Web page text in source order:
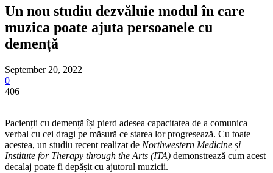
Un nou studiu dezvăluie modul în care
muzica poate ajuta persoanele cu
demență
September 20, 2022
0
406
Pacienții cu demență își pierd adesea capacitatea de a comunica
verbal cu cei dragi pe măsură ce starea lor progresează. Cu toate
acestea, un studiu recent realizat de Northwestern Medicine și
Institute for Therapy through the Arts (ITA) demonstrează cum acest
decalaj poate fi depășit cu ajutorul muzicii.